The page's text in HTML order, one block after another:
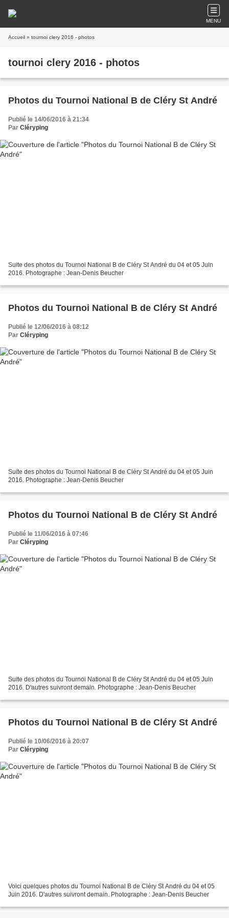
MENU
Accueil » tournoi clery 2016 - photos
tournoi clery 2016 - photos
Photos du Tournoi National B de Cléry St André
Publié le 14/06/2016 à 21:34
Par Cléryping
Suite des photos du Tournoi National B de Cléry St André du 04 et 05 Juin
2016. Photographe : Jean-Denis Beucher
Photos du Tournoi National B de Cléry St André
Publié le 12/06/2016 à 08:12
Par Cléryping
Suite des photos du Tournoi National B de Cléry St André du 04 et 05 Juin
2016. Photographe : Jean-Denis Beucher
Photos du Tournoi National B de Cléry St André
Publié le 11/06/2016 à 07:46
Par Cléryping
Suite des photos du Tournoi National B de Cléry St André du 04 et 05 Juin
2016. D'autres suivront demain. Photographe : Jean-Denis Beucher
Photos du Tournoi National B de Cléry St André
Publié le 10/06/2016 à 20:07
Par Cléryping
Voici quelques photos du Tournoi National B de Cléry St André du 04 et 05
Juin 2016. D'autres suivront demain. Photographe : Jean-Denis Beucher